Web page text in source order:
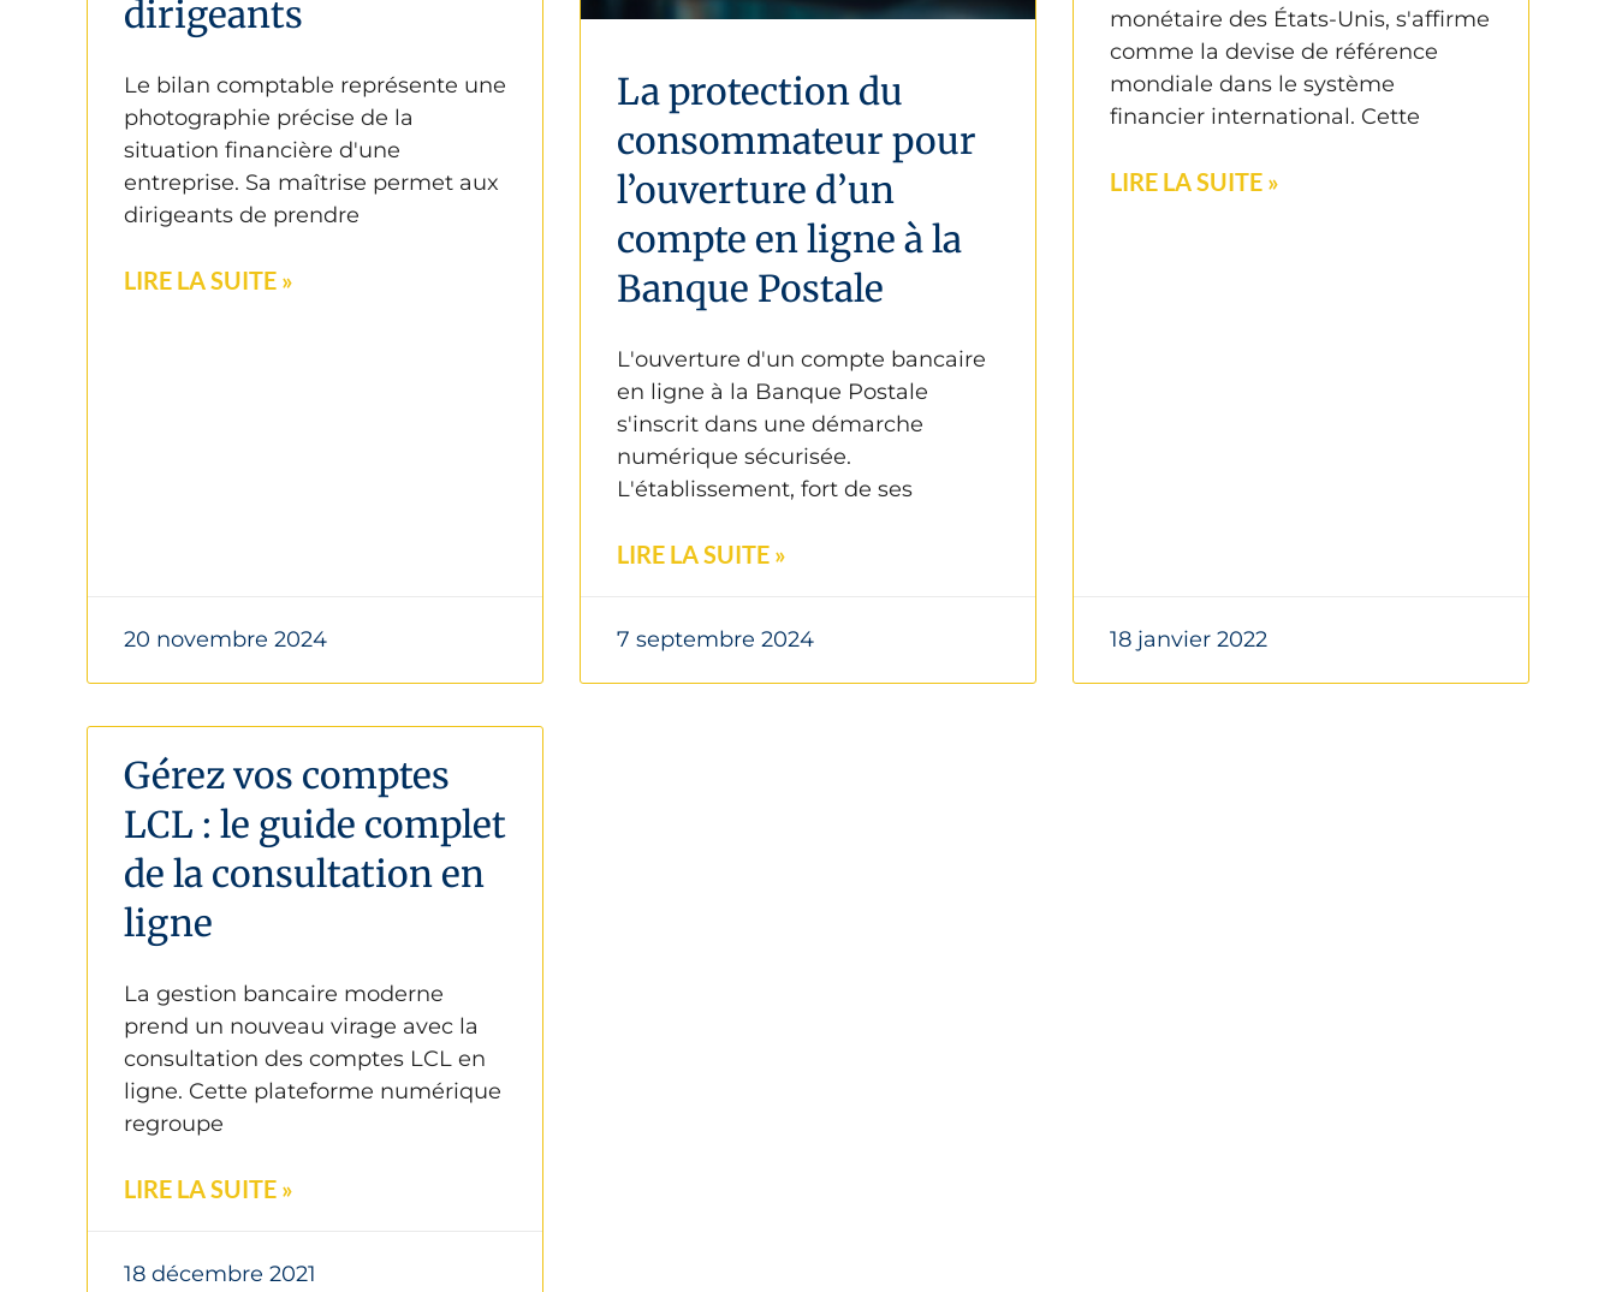
dirigeants
Le bilan comptable représente une
photographie précise de la
situation financière d'une
entreprise. Sa maîtrise permet aux
dirigeants de prendre
LIRE LA SUITE »
20 novembre 2024
La protection du
consommateur pour
l’ouverture d’un
compte en ligne à la
Banque Postale
L'ouverture d'un compte bancaire
en ligne à la Banque Postale
s'inscrit dans une démarche
numérique sécurisée.
L'établissement, fort de ses
LIRE LA SUITE »
7 septembre 2024
monétaire des États-Unis, s'affirme
comme la devise de référence
mondiale dans le système
financier international. Cette
LIRE LA SUITE »
18 janvier 2022
Gérez vos comptes
LCL : le guide complet
de la consultation en
ligne
La gestion bancaire moderne
prend un nouveau virage avec la
consultation des comptes LCL en
ligne. Cette plateforme numérique
regroupe
LIRE LA SUITE »
18 décembre 2021